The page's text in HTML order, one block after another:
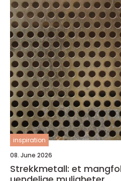
inspiration
08. June 2026
Strekkmetall: et